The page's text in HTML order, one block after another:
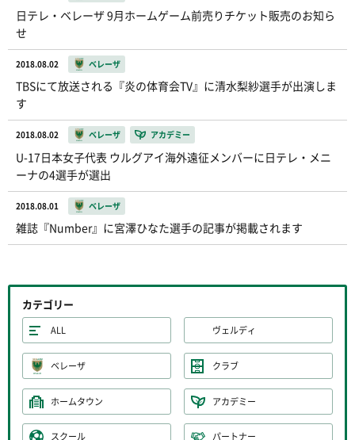
日テレ・ベレーザ 9月ホームゲーム前売りチケット販売のお知ら
せ
2018.08.02 ベレーザ
TBSにて放送される『炎の体育会TV』に清水梨紗選手が出演しま
す
2018.08.02 ベレーザ アカデミー
U-17日本女子代表 ウルグアイ海外遠征メンバーに日テレ・メニ
ーナの4選手が選出
2018.08.01 ベレーザ
雑誌『Number』に宮澤ひなた選手の記事が掲載されます
カテゴリー
ALL ヴェルディ
ベレーザ クラブ
ホームタウン アカデミー
スクール パートナー